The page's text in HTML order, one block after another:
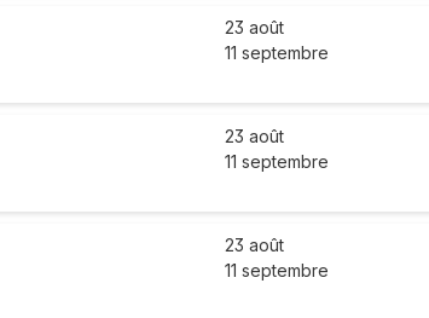
23 août
11 septembre
23 août
11 septembre
23 août
11 septembre